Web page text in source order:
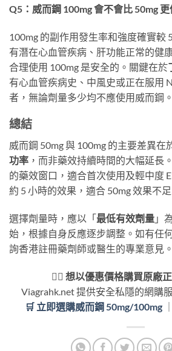
Q5：威而鋼 100mg 會不會比 50mg 更
100mg 的副作用發生率和強度確實較
有潛在心血管疾病、肝功能正常的健
合理使用 100mg 是安全的。關鍵在於
有心血管疾病史、中風史或正在服用
者，無論劑量多少均不應使用威而鋼。
總結
威而鋼 50mg 與 100mg 的主要差異在
功率 ，而非藥效持續時間的大幅延長
的藥效窗口，適合首次使用及輕中度
約 5 小時的效果，適合 50mg 效果不
選擇劑量時，應以「最低有效劑量 」
始，根據自身反應逐步調整。如有任
詢香港註冊藥劑師或醫生的專業意見。
👨‍⚕️ 想以優惠價格購買原廠
Viagrahk.net 提供安全私隱的網購
🛒 立即選購威而鋼 50mg/100mg